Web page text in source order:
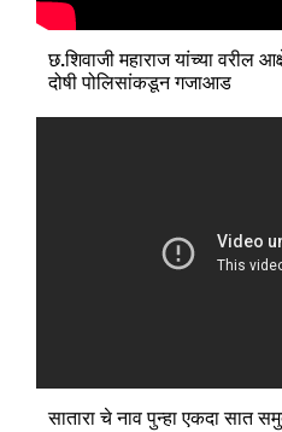
छ.शिवाजी महाराज यांच्या वरील
दोषी पोलिसांकडून गजाआड
सातारा चे नाव पुन्हा एकदा सात